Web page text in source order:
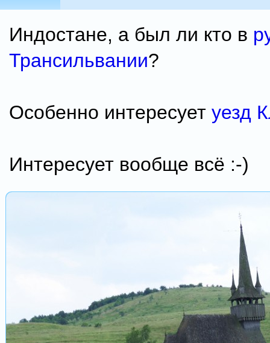
Индостане, а был ли кто в
Трансильвании?
Особенно интересует уезд
Интересует вообще всё :-)